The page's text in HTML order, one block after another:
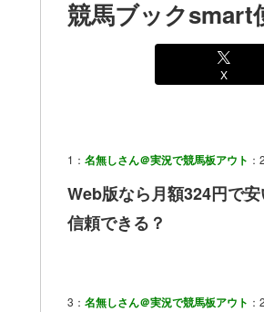
競馬ブックsmart
X
1： 名無しさん＠実況で競馬板アウト
Web版なら月額324円で
信頼できる？
3： 名無しさん＠実況で競馬板アウト